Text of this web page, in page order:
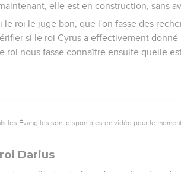
elle est en construction, sans
le roi le juge bon, que l'on fasse des
si le roi Cyrus a effectivement
roi nous fasse connaître ensuite quelle
les Évangiles sont disponibles en vidéo pour le moment.
Darius